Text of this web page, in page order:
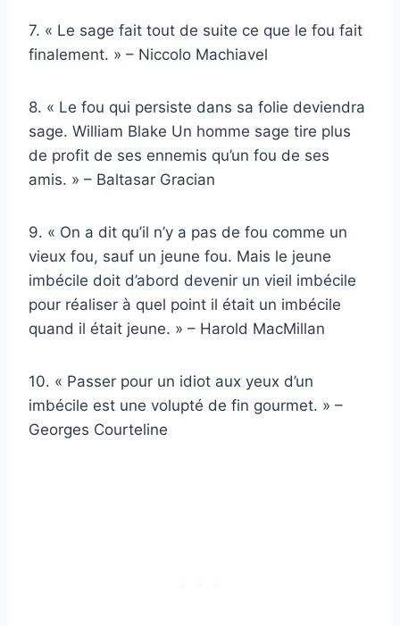
7. « Le sage fait tout de suite ce que le fou fait
finalement. » – Niccolo Machiavel
8. « Le fou qui persiste dans sa folie deviendra
sage. William Blake Un homme sage tire plus
de profit de ses ennemis qu’un fou de ses
amis. » – Baltasar Gracian
9. « On a dit qu’il n’y a pas de fou comme un
vieux fou, sauf un jeune fou. Mais le jeune
imbécile doit d’abord devenir un vieil imbécile
pour réaliser à quel point il était un imbécile
quand il était jeune. » – Harold MacMillan
10. « Passer pour un idiot aux yeux d’un
imbécile est une volupté de fin gourmet. » –
Georges Courteline